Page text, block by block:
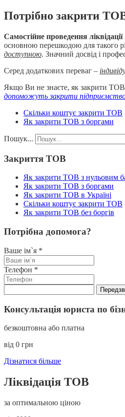
Потрібно закрити
Самостійне проведення
основною перешкодою для такого
доступною. Значний досвід і
Серед додаткових переваг –
Якщо Ви не знаєте, як закрити ТОВ
допоможуть закрити
Скільки коштує закрити ТОВ
Як закрити ТОВ з боргами
Пошук...
Закриття ТОВ
Як закрити ТОВ з нульовим
Як закрити ТОВ з боргами
Як закрити ТОВ в Україні
Скільки коштує закрити ТОВ
Як закрити ТОВ без боргів
Потрібна допомога?
Ваше ім`я *
Телефон *
Консультація юриста по
безкоштовна або платна
від 0 грн
Дізнатися більше
Ліквідація ТОВ
за оптимальною ціною